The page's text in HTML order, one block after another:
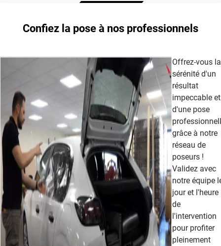
Extrême Clair 70
Confiez la pose à nos professionnels
Offrez-vous la
sérénité d'un
résultat
impeccable et
d'une pose
grâce à notre
réseau de
poseurs !
Validez avec
notre équipe
jour et l'heure
de
l'intervention
pour profiter
pleinement